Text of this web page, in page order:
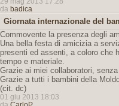
da badica
Giornata internazionale del
Commovente la presenza degli
Una bella festa di amicizia a
presenti ed assenti, a coloro che
tempo e materiale.
Grazie ai miei collaboratori,
Grazie a tutti i bambini della
(cit. dc)
01 giu 2013 18:03